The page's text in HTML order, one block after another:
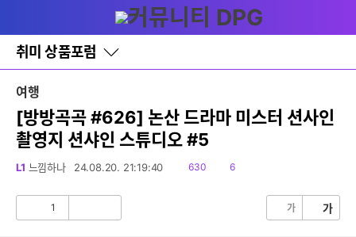
와
홈
취미 상품포럼
바
로
레
이
어
창
토
여행
[방방곡곡 #626] 논산 드라마 미스터 션사인
촬영지 션샤인 스튜디오 #5
L1 느낌하나 24.08.20. 21:19:40
읽
630
댓
6
1 가 가